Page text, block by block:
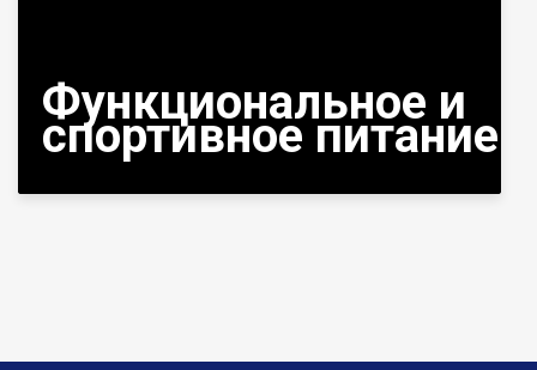
Функциональное и
спортивное питание